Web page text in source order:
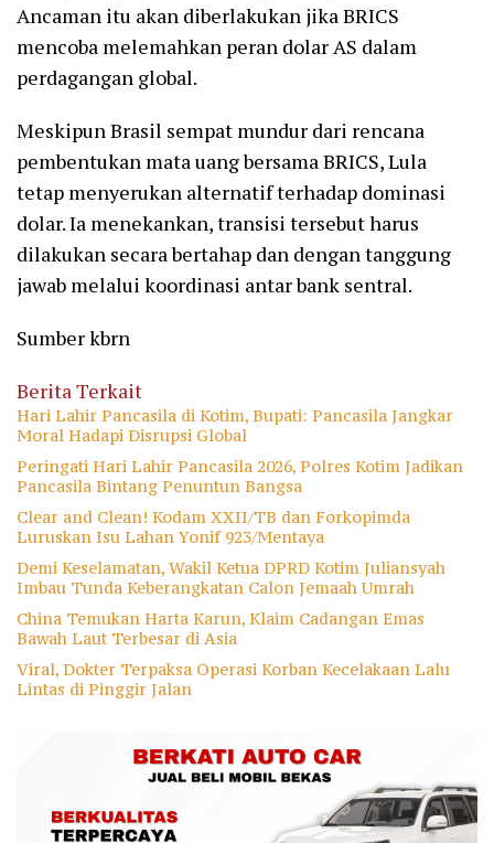
Ancaman itu akan diberlakukan jika BRICS
mencoba melemahkan peran dolar AS dalam
perdagangan global.
Meskipun Brasil sempat mundur dari rencana
pembentukan mata uang bersama BRICS, Lula
tetap menyerukan alternatif terhadap dominasi
dolar. Ia menekankan, transisi tersebut harus
dilakukan secara bertahap dan dengan tanggung
jawab melalui koordinasi antar bank sentral.
Sumber kbrn
Berita Terkait
Hari Lahir Pancasila di Kotim, Bupati: Pancasila Jangkar
Moral Hadapi Disrupsi Global
Peringati Hari Lahir Pancasila 2026, Polres Kotim Jadikan
Pancasila Bintang Penuntun Bangsa
Clear and Clean! Kodam XXII/TB dan Forkopimda
Luruskan Isu Lahan Yonif 923/Mentaya
Demi Keselamatan, Wakil Ketua DPRD Kotim Juliansyah
Imbau Tunda Keberangkatan Calon Jemaah Umrah
China Temukan Harta Karun, Klaim Cadangan Emas
Bawah Laut Terbesar di Asia
Viral, Dokter Terpaksa Operasi Korban Kecelakaan Lalu
Lintas di Pinggir Jalan